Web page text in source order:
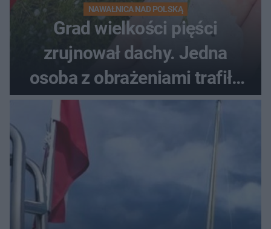
NAWAŁNICA NAD POLSKĄ
Grad wielkości pięści
zrujnował dachy. Jedna
osoba z obrażeniami trafiła
do szpitala